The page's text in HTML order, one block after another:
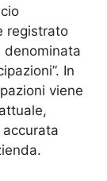
registrato
denominata
In
viene